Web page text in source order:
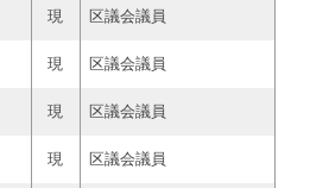
現 区議会議員
現 区議会議員
現 区議会議員
現 区議会議員